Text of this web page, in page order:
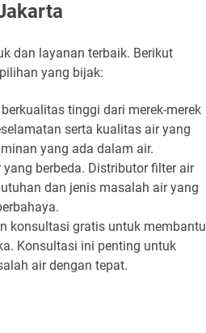
dan layanan terbaik. Berikut
yang bijak:
tinggi dari merek-merek
serta kualitas air yang
yang ada dalam air.
berbeda. Distributor filter air
dan jenis masalah air yang
konsultasi gratis untuk membantu
Konsultasi ini penting untuk
air dengan tepat.